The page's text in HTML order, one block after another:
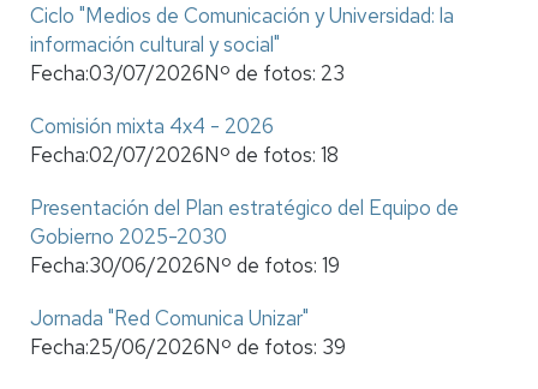
Ciclo "Medios de Comunicación y Universidad: la
información cultural y social"
Fecha:03/07/2026Nº de fotos: 23
Comisión mixta 4x4 - 2026
Fecha:02/07/2026Nº de fotos: 18
Presentación del Plan estratégico del Equipo de
Gobierno 2025-2030
Fecha:30/06/2026Nº de fotos: 19
Jornada "Red Comunica Unizar"
Fecha:25/06/2026Nº de fotos: 39